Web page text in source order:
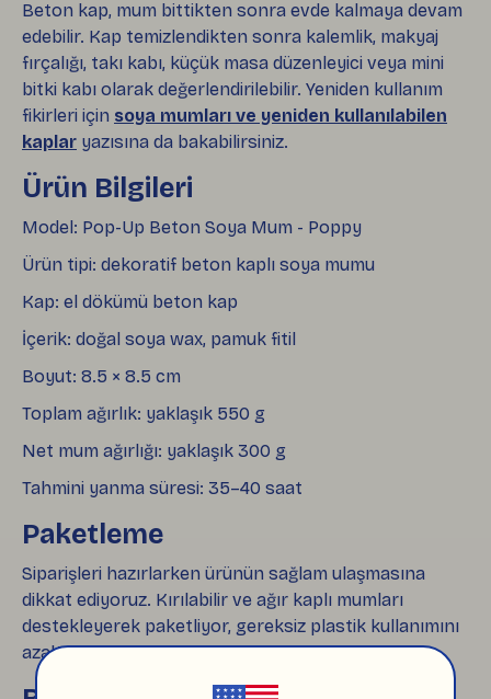
Beton kap, mum bittikten sonra evde kalmaya devam
edebilir. Kap temizlendikten sonra kalemlik, makyaj
fırçalığı, takı kabı, küçük masa düzenleyici veya mini
bitki kabı olarak değerlendirilebilir. Yeniden kullanım
fikirleri için soya mumları ve yeniden kullanılabilen
kaplar yazısına da bakabilirsiniz.
Ürün Bilgileri
Model: Pop-Up Beton Soya Mum - Poppy
Ürün tipi: dekoratif beton kaplı soya mumu
Kap: el dökümü beton kap
İçerik: doğal soya wax, pamuk fitil
Boyut: 8.5 × 8.5 cm
Toplam ağırlık: yaklaşık 550 g
Net mum ağırlığı: yaklaşık 300 g
Tahmini yanma süresi: 35–40 saat
Paketleme
Siparişleri hazırlarken ürünün sağlam ulaşmasına
dikkat ediyoruz. Kırılabilir ve ağır kaplı mumları
destekleyerek paketliyor, gereksiz plastik kullanımını
azaltmaya dikkat ediyoruz.